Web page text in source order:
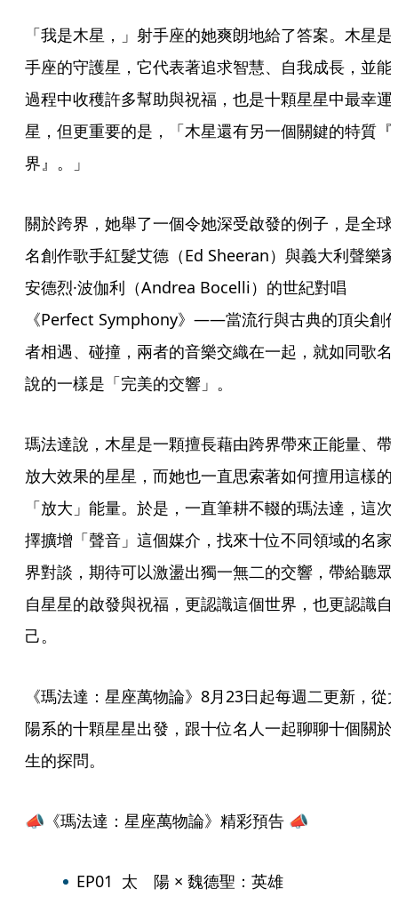
「我是木星，」射手座的她爽朗地給了答案。木星是
手座的守護星，它代表著追求智慧、自我成長，並能
過程中收穫許多幫助與祝福，也是十顆星星中最幸運
星，但更重要的是，「木星還有另一個關鍵的特質『
界』。」
關於跨界，她舉了一個令她深受啟發的例子，是全球
名創作歌手紅髮艾德（Ed Sheeran）與義大利聲樂家
安德烈·波伽利（Andrea Bocelli）的世紀對唱
《Perfect Symphony》——當流行與古典的頂尖創
者相遇、碰撞，兩者的音樂交織在一起，就如同歌名
說的一樣是「完美的交響」。
瑪法達說，木星是一顆擅長藉由跨界帶來正能量、帶
放大效果的星星，而她也一直思索著如何擅用這樣的
「放大」能量。於是，一直筆耕不輟的瑪法達，這次
擇擴增「聲音」這個媒介，找來十位不同領域的名家
界對談，期待可以激盪出獨一無二的交響，帶給聽眾
自星星的啟發與祝福，更認識這個世界，也更認識自
己。
《瑪法達：星座萬物論》8月23日起每週二更新，從
陽系的十顆星星出發，跟十位名人一起聊聊十個關於
生的探問。
📣《瑪法達：星座萬物論》精彩預告 📣
EP01  太　陽 × 魏德聖：英雄